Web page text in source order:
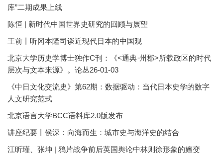
库”二期成果上线
陈恒 | 新时代中国世界史研究的回顾与展望
王前丨听冈本隆司谈近现代日本的中国观
北京大学历史学博士独作C刊：《<通典·州郡>所载政区的时代
层次与文本来源》。论丛26-01-03
《中日文化交流史》第62期：数据驱动：当代日本史学的数字
人文研究范式
北京语言大学BCC语料库2.0版发布
讲座纪要丨侯深：向海而生：城市史与海洋史的结合
江昕瑾、张坤 | 鸦片战争前后英国舆论中林则徐形象的嬗变